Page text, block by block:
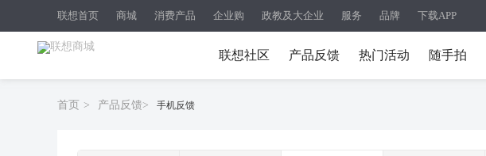
联想首页 商城 消费产品 企业购 政教及大企业 服务 品牌 下载APP
联想社区 产品反馈 热门活动 随手拍
首页 > 产品反馈> 手机反馈